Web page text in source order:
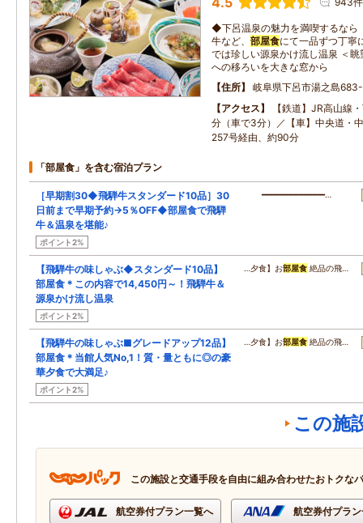
◆下呂温泉の魅力を満喫するなら
牛など、 部屋食にて一品ずつ丁寧
では珍しい源泉かけ流し温泉 ＜
への移ろいを大きな窓から
住所
岐阜県下呂市湯之島
アクセス
【鉄道】JR高山線
分（車で3分）／【車】中央道・
257号経由、約90分
「部屋食」を含む宿泊プラン
［早期割30◆飛騨牛スタンダード10品］30
日前まで早期予約→5％OFF◆部屋食で飛騨
牛＆温泉を堪能♪
ポイント2%
━━━━━━━━━━━━━…
【飛騨牛の味しゃぶ◆スタンダード10品】
部屋食＊この内容で14,450円～！飛騨牛＆
源泉かけ流し温泉
ポイント2%
…夕食】お部屋食 絶品の飛…
【飛騨牛の味しゃぶ■グレードアップ12品】
部屋食＊当館人気No,1！質・量ともに◎の豪
華夕食で大満足♪
ポイント2%
…夕食】お部屋食 絶品の飛…
この施
この施設と交通手段を自由に組み合わせたおトクな
航空券付プラン一覧へ 航空券付プラ